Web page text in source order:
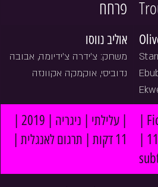
פרחח
אוליב נווסו
משחק: צ׳ידרה צ׳ידיומה, אבובה
נדוביסי, אוקמקה אקוונזה
| עלילתי | ניגריה | 2019 |
11 דקות | תרגום לאנגלית |
|
|